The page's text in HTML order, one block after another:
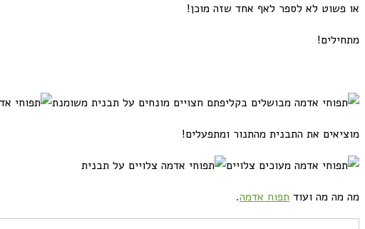
או פשוט לא לספר לאף אחד שזה מוכן!
מתחילים!
מוציאים את התבנית מהתנור ומתפעלים!
מה מה מה ועוד תפוח אדמה.